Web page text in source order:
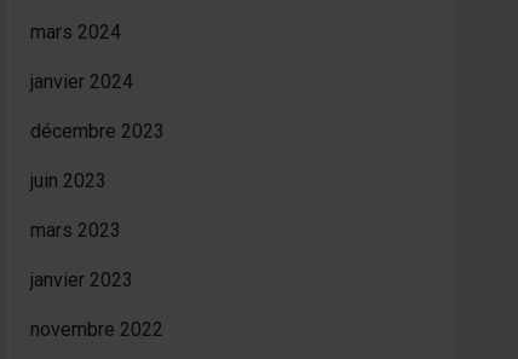
mars 2024
janvier 2024
décembre 2023
juin 2023
mars 2023
janvier 2023
novembre 2022